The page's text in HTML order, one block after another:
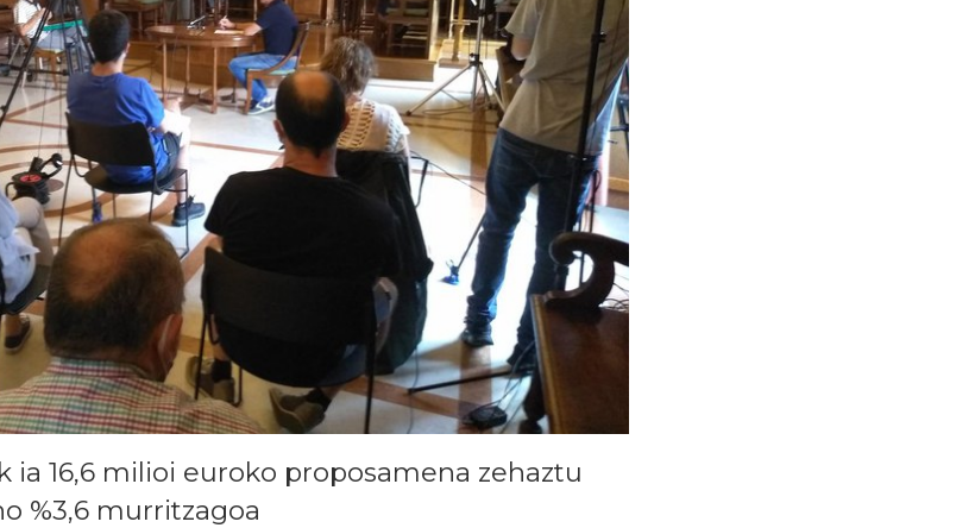
ia 16,6 milioi euroko proposamena zehaztu
%3,6 murritzagoa